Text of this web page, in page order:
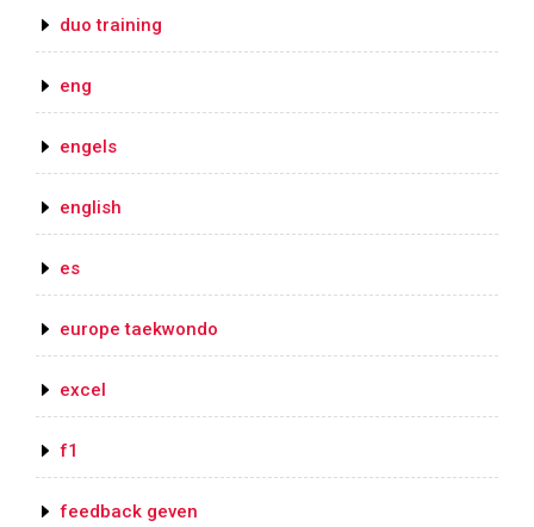
duo training
eng
engels
english
es
europe taekwondo
excel
f1
feedback geven